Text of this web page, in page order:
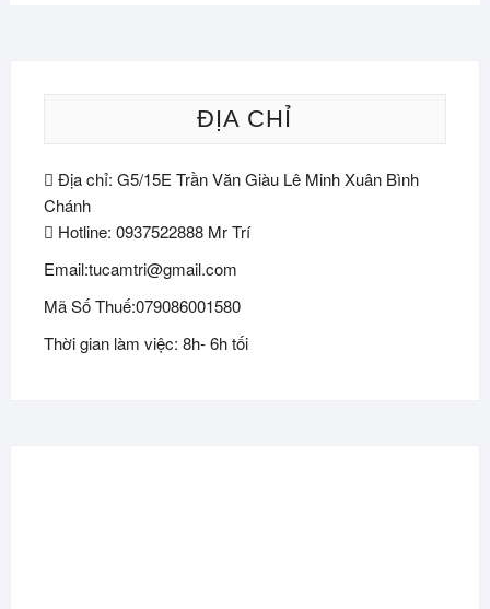
ĐỊA CHỈ
Địa chỉ: G5/15E Trần Văn Giàu Lê Minh Xuân Bình
Chánh
Hotline: 0937522888 Mr Trí
Email:tucamtri@gmail.com
Mã Số Thuế:079086001580
Thời gian làm việc: 8h- 6h tối